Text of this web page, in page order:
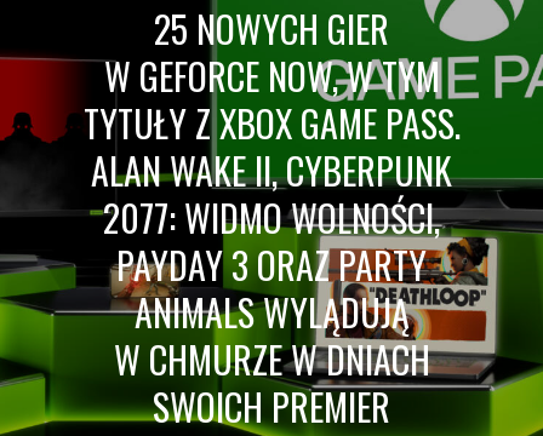
25 NOWYCH GIER
W GEFORCE NOW, W TYM
TYTUŁY Z XBOX GAME PASS.
ALAN WAKE II, CYBERPUNK
2077: WIDMO WOLNOŚCI,
PAYDAY 3 ORAZ PARTY
ANIMALS WYLĄDUJĄ
W CHMURZE W DNIACH
SWOICH PREMIER